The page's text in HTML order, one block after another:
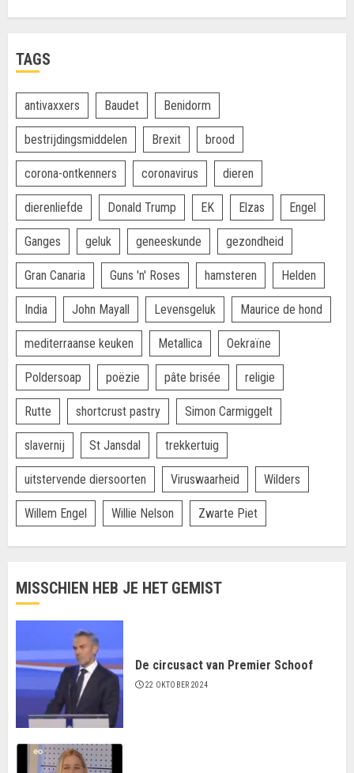
TAGS
antivaxxers Baudet Benidorm
bestrijdingsmiddelen Brexit brood
corona-ontkenners coronavirus dieren
dierenliefde Donald Trump EK Elzas Engel
Ganges geluk geneeskunde gezondheid
Gran Canaria Guns 'n' Roses hamsteren Helden
India John Mayall Levensgeluk Maurice de hond
mediterraanse keuken Metallica Oekraïne
Poldersoap poëzie pâte brisée religie
Rutte shortcrust pastry Simon Carmiggelt
slavernij St Jansdal trekkertuig
uitstervende diersoorten Viruswaarheid Wilders
Willem Engel Willie Nelson Zwarte Piet
MISSCHIEN HEB JE HET GEMIST
De circusact van Premier Schoof
22 OKTOBER 2024